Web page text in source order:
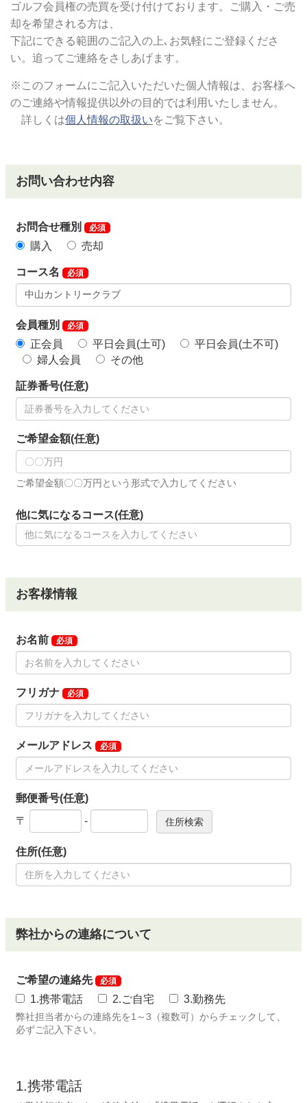
ゴルフ会員権の売買を受け付けております。ご購入・ご売
却を希望される方は、
下記にできる範囲のご記入の上､お気軽にご登録くださ
い。追ってご連絡をさしあげます。
※このフォームにご記入いただいた個人情報は、お客様へ
のご連絡や情報提供以外の目的では利用いたしません。
詳しくは個人情報の取扱いをご覧下さい。
お問い合わせ内容
お問合せ種別 必須
購入 売却
コース名 必須
会員種別 必須
正会員 平日会員(土可)
平日会員(土不可)
婦人会員
その他
証券番号(任意)
ご希望金額(任意)
ご希望金額〇〇万円という形式で入力してください
他に気になるコース(任意)
お客様情報
お名前 必須
フリガナ 必須
メールアドレス 必須
郵便番号(任意)
〒
-
住所(任意)
弊社からの連絡について
ご希望の連絡先 必須
1.携帯電話 2.ご自宅 3.勤務先
弊社担当者からの連絡先を1～3（複数可）からチェックして、
必ずご記入下さい。
1.携帯電話